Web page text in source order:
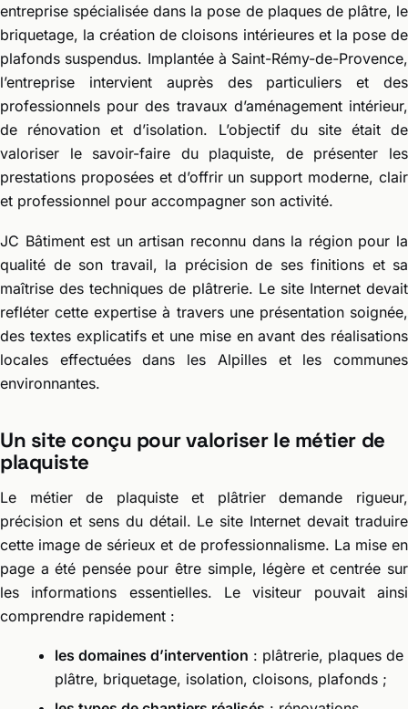
entreprise spécialisée dans la pose de plaques de plâtre, le
briquetage, la création de cloisons intérieures et la pose de
plafonds suspendus. Implantée à Saint-Rémy-de-Provence,
l’entreprise intervient auprès des particuliers et des
professionnels pour des travaux d’aménagement intérieur,
de rénovation et d’isolation. L’objectif du site était de
valoriser le savoir-faire du plaquiste, de présenter les
prestations proposées et d’offrir un support moderne, clair
et professionnel pour accompagner son activité.
JC Bâtiment est un artisan reconnu dans la région pour la
qualité de son travail, la précision de ses finitions et sa
maîtrise des techniques de plâtrerie. Le site Internet devait
refléter cette expertise à travers une présentation soignée,
des textes explicatifs et une mise en avant des réalisations
locales effectuées dans les Alpilles et les communes
environnantes.
Un site conçu pour valoriser le métier de
plaquiste
Le métier de plaquiste et plâtrier demande rigueur,
précision et sens du détail. Le site Internet devait traduire
cette image de sérieux et de professionnalisme. La mise en
page a été pensée pour être simple, légère et centrée sur
les informations essentielles. Le visiteur pouvait ainsi
comprendre rapidement :
les domaines d’intervention : plâtrerie, plaques de
plâtre, briquetage, isolation, cloisons, plafonds ;